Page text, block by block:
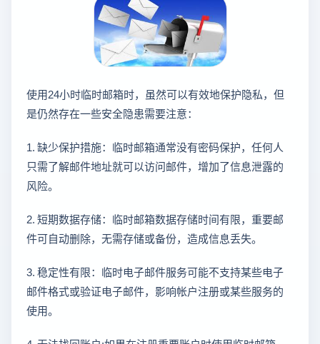
使用24小时临时邮箱时，虽然可以有效地保护隐私，但
是仍然存在一些安全隐患需要注意：
1. 缺少保护措施：临时邮箱通常没有密码保护，任何人
只需了解邮件地址就可以访问邮件，增加了信息泄露的
风险。
2. 短期数据存储：临时邮箱数据存储时间有限，重要邮
件可自动删除，无需存储或备份，造成信息丢失。
3. 稳定性有限：临时电子邮件服务可能不支持某些电子
邮件格式或验证电子邮件，影响帐户注册或某些服务的
使用。